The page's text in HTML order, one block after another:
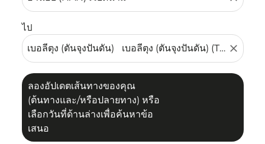
ไป
close
ลองอัปเดตเส้นทางของคุณ
(ต้นทางและ/หรือปลายทาง) หรือ
เลือกวันที่ด้านล่างเพื่อค้นหาข้อ
เสนอ